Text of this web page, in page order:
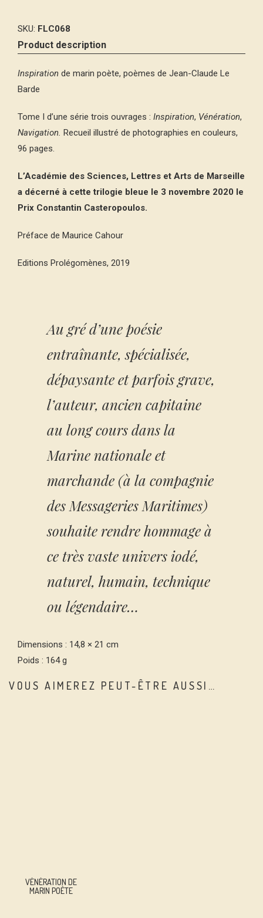
SKU: FLC068
Product description
Inspiration de marin poète, poèmes de Jean-Claude Le
Barde
Tome I d’une série trois ouvrages : Inspiration, Vénération,
Navigation. Recueil illustré de photographies en couleurs,
96 pages.
L’Académie des Sciences, Lettres et Arts de Marseille
a décerné à cette trilogie bleue le 3 novembre 2020 le
Prix Constantin Casteropoulos.
Préface de Maurice Cahour
Editions Prolégomènes, 2019
Au gré d’une poésie
entraînante, spécialisée,
dépaysante et parfois grave,
l’auteur, ancien capitaine
au long cours dans la
Marine nationale et
marchande (à la compagnie
des Messageries Maritimes)
souhaite rendre hommage à
ce très vaste univers iodé,
naturel, humain, technique
ou légendaire…
Dimensions : 14,8 × 21 cm
Poids : 164 g
VOUS AIMEREZ PEUT-ÊTRE AUSSI…
VÉNÉRATION DE
MARIN POÈTE